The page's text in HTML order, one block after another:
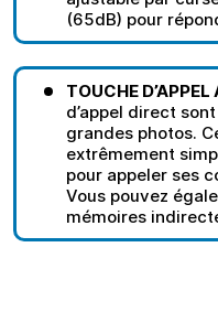
(65dB) pour
TOUCHE
d’appel direct
grandes photos.
extrêmement
pour appeler ses
Vous pouvez
mémoires